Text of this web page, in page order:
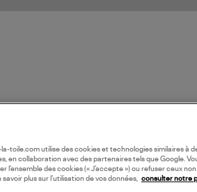
la-toile.com utilise des cookies et technologies similaires à
en collaboration avec des partenaires tels que Google.
l’ensemble des cookies (« J’accepte ») ou refuser ceux
savoir plus sur l’utilisation de vos données, consulter notre